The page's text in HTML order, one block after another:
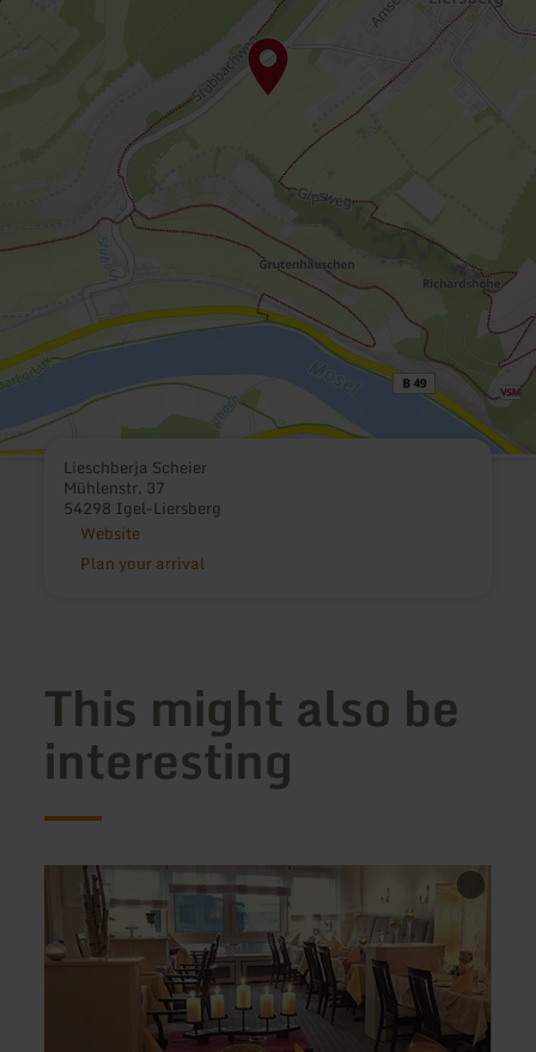
Lieschberja Scheier
Mühlenstr. 37
54298 Igel-Liersberg
Website
Plan your arrival
This might also be
interesting
about:
Restaurant
Rosenflora